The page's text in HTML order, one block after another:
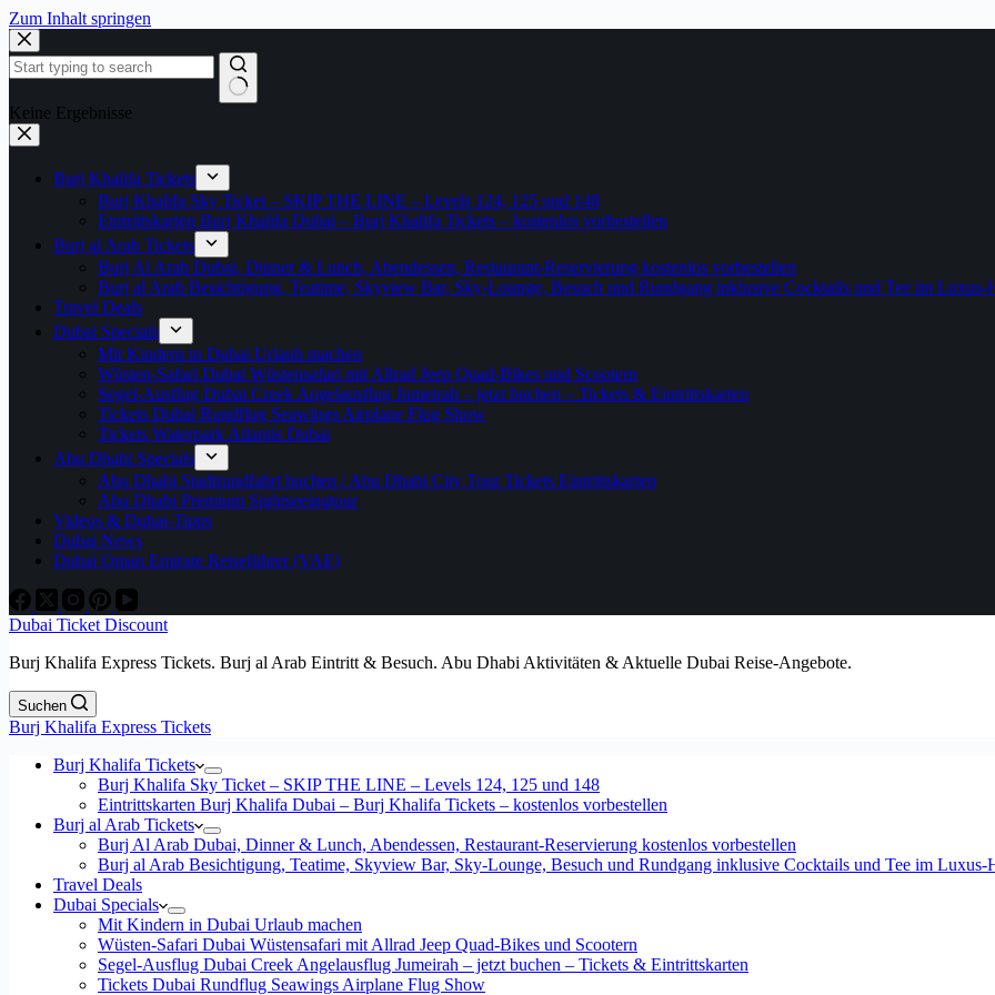
Zum Inhalt springen
Keine Ergebnisse
Burj Khalifa Tickets
Burj Khalifa Sky Ticket – SKIP THE LINE – Levels 124, 125 und 148
Eintrittskarten Burj Khalifa Dubai – Burj Khalifa Tickets – kostenlos vorbestellen
Burj al Arab Tickets
Burj Al Arab Dubai, Dinner & Lunch, Abendessen, Restaurant-Reservierung kostenlos vorbestellen
Burj al Arab Besichtigung, Teatime, Skyview Bar, Sky-Lounge, Besuch und Rundgang inklusive Cocktails und Tee im Luxus-
Travel Deals
Dubai Specials
Mit Kindern in Dubai Urlaub machen
Wüsten-Safari Dubai Wüstensafari mit Allrad Jeep Quad-Bikes und Scootern
Segel-Ausflug Dubai Creek Angelausflug Jumeirah – jetzt buchen – Tickets & Eintrittskarten
Tickets Dubai Rundflug Seawings Airplane Flug Show
Tickets Waterpark Atlantis Dubai
Abu Dhabi Specials
Abu Dhabi Stadtrundfahrt buchen / Abu Dhabi City Tour Tickets Eintrittskarten
Abu Dhabi Premium Sightseeingtour
Videos & Dubai-Tipps
Dubai News
Dubai Oman Emirate Reiseführer (VAE)
Dubai Ticket Discount
Burj Khalifa Express Tickets. Burj al Arab Eintritt & Besuch. Abu Dhabi Aktivitäten & Aktuelle Dubai Reise-Angebote.
Suchen
Burj Khalifa Express Tickets
Burj Khalifa Tickets
Burj Khalifa Sky Ticket – SKIP THE LINE – Levels 124, 125 und 148
Eintrittskarten Burj Khalifa Dubai – Burj Khalifa Tickets – kostenlos vorbestellen
Burj al Arab Tickets
Burj Al Arab Dubai, Dinner & Lunch, Abendessen, Restaurant-Reservierung kostenlos vorbestellen
Burj al Arab Besichtigung, Teatime, Skyview Bar, Sky-Lounge, Besuch und Rundgang inklusive Cocktails und Tee im Luxus-
Travel Deals
Dubai Specials
Mit Kindern in Dubai Urlaub machen
Wüsten-Safari Dubai Wüstensafari mit Allrad Jeep Quad-Bikes und Scootern
Segel-Ausflug Dubai Creek Angelausflug Jumeirah – jetzt buchen – Tickets & Eintrittskarten
Tickets Dubai Rundflug Seawings Airplane Flug Show